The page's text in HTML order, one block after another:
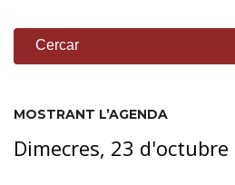
CERCADOR
Cercar
MOSTRANT L’AGENDA
Dimecres, 23